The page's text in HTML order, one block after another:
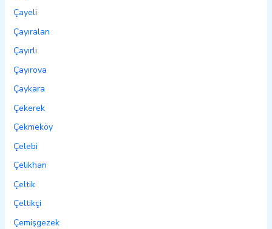
Çayeli
Çayıralan
Çayırlı
Çayırova
Çaykara
Çekerek
Çekmeköy
Çelebi
Çelikhan
Çeltik
Çeltikçi
Çemişgezek